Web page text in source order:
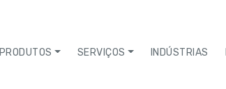
PRODUTOS SERVIÇOS INDÚSTRIAS